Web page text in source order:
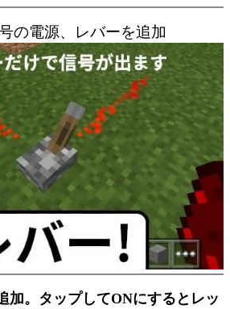
の電源、レバーを追加
加。タップしてONにするとレッ